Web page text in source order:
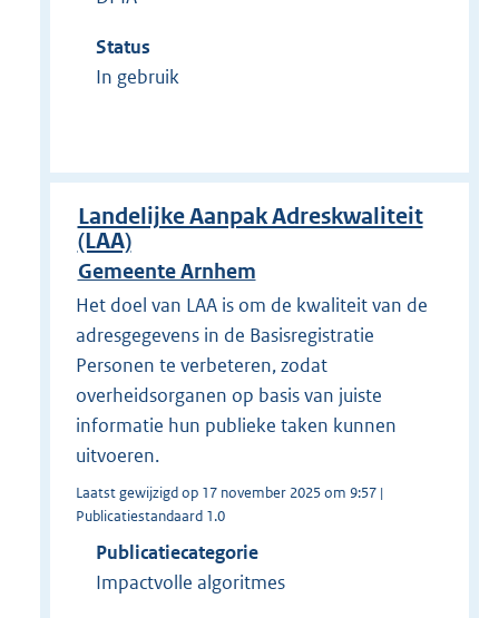
Status
In gebruik
Landelijke Aanpak Adreskwaliteit
(LAA)
Gemeente Arnhem
Het doel van LAA is om de kwaliteit van de
adresgegevens in de Basisregistratie
Personen te verbeteren, zodat
overheidsorganen op basis van juiste
informatie hun publieke taken kunnen
uitvoeren.
Laatst gewijzigd op 17 november 2025 om 9:57 |
Publicatiestandaard 1.0
Publicatiecategorie
Impactvolle algoritmes